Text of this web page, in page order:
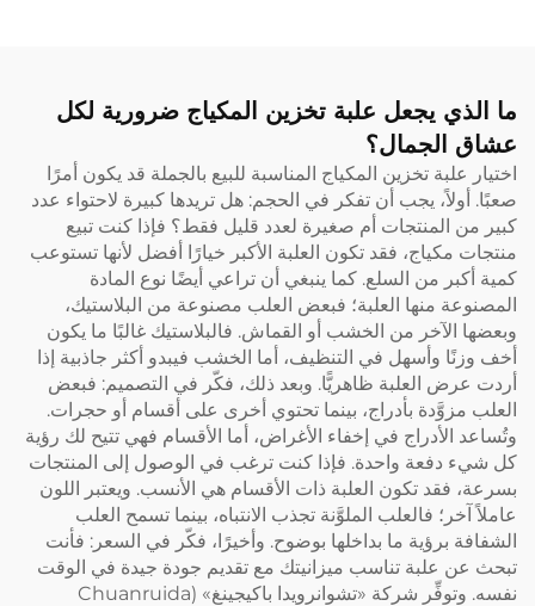
ما الذي يجعل علبة تخزين المكياج ضرورية لكل
عشاق الجمال؟
اختيار علبة تخزين المكياج المناسبة للبيع بالجملة قد يكون أمرًا
صعبًا. أولاً، يجب أن تفكر في الحجم: هل تريدها كبيرة لاحتواء عدد
كبير من المنتجات أم صغيرة لعدد قليل فقط؟ فإذا كنت تبيع
منتجات مكياج، فقد تكون العلبة الأكبر خيارًا أفضل لأنها تستوعب
كمية أكبر من السلع. كما ينبغي أن تراعي أيضًا نوع المادة
المصنوعة منها العلبة؛ فبعض العلب مصنوعة من البلاستيك،
وبعضها الآخر من الخشب أو القماش. فالبلاستيك غالبًا ما يكون
أخف وزنًا وأسهل في التنظيف، أما الخشب فيبدو أكثر جاذبية إذا
أردت عرض العلبة ظاهريًّا. وبعد ذلك، فكّر في التصميم: فبعض
العلب مزوَّدة بأدراج، بينما تحتوي أخرى على أقسام أو حجرات.
وتُساعد الأدراج في إخفاء الأغراض، أما الأقسام فهي تتيح لك رؤية
كل شيء دفعة واحدة. فإذا كنت ترغب في الوصول إلى المنتجات
بسرعة، فقد تكون العلبة ذات الأقسام هي الأنسب. ويعتبر اللون
عاملاً آخر؛ فالعلب الملوَّنة تجذب الانتباه، بينما تسمح العلب
الشفافة برؤية ما بداخلها بوضوح. وأخيرًا، فكّر في السعر: فأنت
تبحث عن علبة تناسب ميزانيتك مع تقديم جودة جيدة في الوقت
نفسه. وتوفِّر شركة «تشوانرويدا باكيجينغ» (Chuanruida